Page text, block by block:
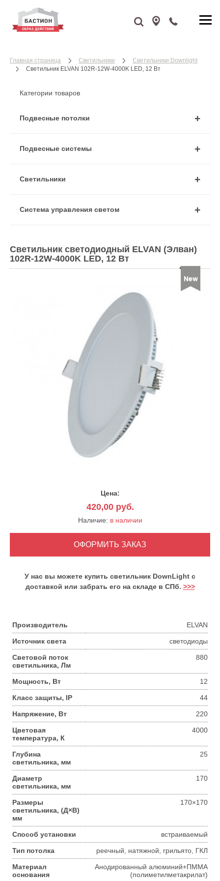
Главная страница Cветильники
Cветильники Downlight
Светильник ELVAN 102R-12W-4000K LED, 12 Вт
Категории товаров
Подвесные потолки
Подвесные системы
Cветильники
Система управления светом
Светильник светодиодный ELVAN (Элван)
102R-12W-4000K LED, 12 Вт
Цена:
420,00руб.
Наличие: в наличии
У нас вы можете купить светильник DownLight с
доставкой или забрать его на складе в СПб. >>>
Производитель ELVAN
Источник света светодиоды
Световой поток
светильника, Лм
880
Мощность, Вт 12
Класс защиты, IP 44
Напряжение, Вт 220
Цветовая
температура, К
4000
Глубина
светильника, мм
25
Диаметр
светильника, мм
170
Размеры
светильника, (Д×В)
мм
170×170
Способ установки встраиваемый
Тип потолка реечный, натяжной, грильято, ГКЛ
Материал
основания
Анодированный алюминий+ПММА
(полиметилметакрилат)